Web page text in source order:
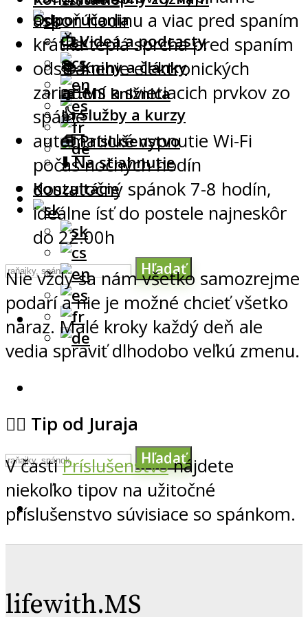
Hľadať
Odporúčania
📺 Videá a podcasty
📚 Knihy a články
📖 .MS knižnica
👍 Služby a kurzy
🧰 Príslušenstvo
⬇️ Na stiahnutie
Konzultácie
Hľadať
aspoň hodinu a viac pred spaním
krátka teplá sprcha pred spaním
odstránenie elektronických
zariadení a svietiacich prvkov zo
spálne
automatické vypnutie Wi-Fi
počas nočných hodín
dostatočný spánok 7-8 hodín,
ideálne ísť do postele najneskôr
do 22:00h
Nie vždy sa nám všetko samozrejme
podarí a nie je možné chcieť všetko
naraz. Malé kroky každý deň ale
vedia spraviť dlhodobo veľkú zmenu.
💁‍♂️ Tip od Juraja
V častiPríslušenstvonájdete
niekoľko tipov na užitočné
príslušenstvo súvisiace so spánkom.
lifewith.MS